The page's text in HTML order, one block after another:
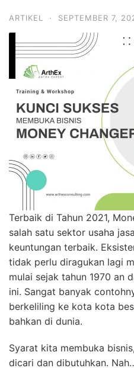
ARTIKEL · SEPTEMBER 7,
Terbaik di Tahun 2021,
salah satu sektor usaha
keuntungan terbaik.
tidak perlu diragukan lagi
mulai sejak tahun 1970 an
ini. Sangat banyak
berkeliling ke kota kota
bahkan di dunia.
Syarat kita membuka
dicari dan dibutuhkan.